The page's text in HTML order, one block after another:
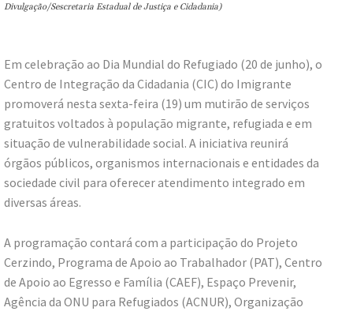
Divulgação/Sescretaria Estadual de Justiça e Cidadania)
Em celebração ao Dia Mundial do Refugiado (20 de junho), o
Centro de Integração da Cidadania (CIC) do Imigrante
promoverá nesta sexta-feira (19) um mutirão de serviços
gratuitos voltados à população migrante, refugiada e em
situação de vulnerabilidade social. A iniciativa reunirá
órgãos públicos, organismos internacionais e entidades da
sociedade civil para oferecer atendimento integrado em
diversas áreas.
A programação contará com a participação do Projeto
Cerzindo, Programa de Apoio ao Trabalhador (PAT), Centro
de Apoio ao Egresso e Família (CAEF), Espaço Prevenir,
Agência da ONU para Refugiados (ACNUR), Organização